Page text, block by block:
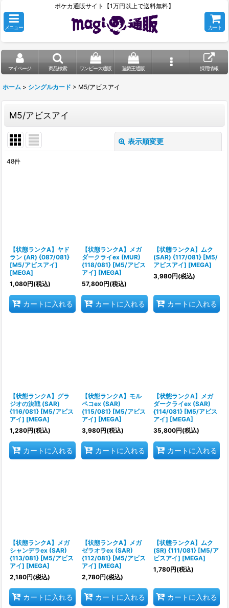
ポケカ通販サイト【1万円以上で送料無料】
メニュー カート
マイページ 商品検索 ワンピース通販 遊戯王通販 採用情報
ホーム > シングルカード > M5/アビスアイ
M5/アビスアイ
表示順変更
絞り込む
48件
【状態ランクA】ヤド
ラン (AR) {087/081}
[M5/アビスアイ]
[MEGA]
1,080円(税込)
カートに入れる
【状態ランクA】メガ
ダークライex (MUR)
{118/081} [M5/アビス
アイ] [MEGA]
57,800円(税込)
カートに入れる
【状態ランクA】ムク
(SAR) {117/081} [M5/
アビスアイ] [MEGA]
3,980円(税込)
カートに入れる
【状態ランクA】グラ
ジオの決戦 (SAR)
{116/081} [M5/アビス
アイ] [MEGA]
1,280円(税込)
カートに入れる
【状態ランクA】モル
ペコex (SAR)
{115/081} [M5/アビス
アイ] [MEGA]
3,980円(税込)
カートに入れる
【状態ランクA】メガ
ダークライex (SAR)
{114/081} [M5/アビス
アイ] [MEGA]
35,800円(税込)
カートに入れる
【状態ランクA】メガ
シャンデラex (SAR)
{113/081} [M5/アビス
アイ] [MEGA]
2,180円(税込)
カートに入れる
【状態ランクA】メガ
ゼラオラex (SAR)
{112/081} [M5/アビス
アイ] [MEGA]
2,780円(税込)
カートに入れる
【状態ランクA】ムク
(SR) {111/081} [M5/ア
ビスアイ] [MEGA]
1,780円(税込)
カートに入れる